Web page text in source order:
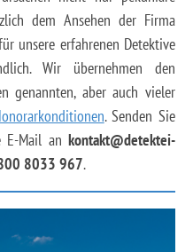
dem Ansehen der Firma
unsere erfahrenen Detektive
Wir übernehmen den
genannten, aber auch vieler
. Senden Sie
Mail an kontakt@detektei-
8033 967.